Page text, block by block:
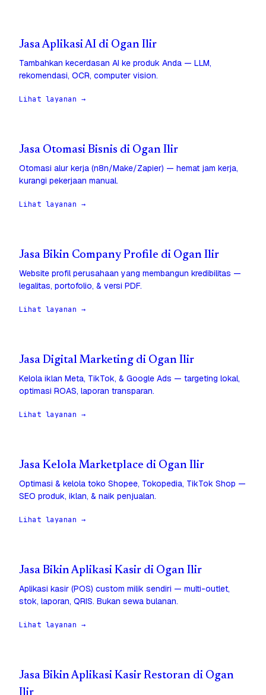
Jasa Aplikasi AI di Ogan Ilir
Tambahkan kecerdasan AI ke produk Anda — LLM,
rekomendasi, OCR, computer vision.
Lihat layanan →
Jasa Otomasi Bisnis di Ogan Ilir
Otomasi alur kerja (n8n/Make/Zapier) — hemat jam kerja,
kurangi pekerjaan manual.
Lihat layanan →
Jasa Bikin Company Profile di Ogan Ilir
Website profil perusahaan yang membangun kredibilitas —
legalitas, portofolio, & versi PDF.
Lihat layanan →
Jasa Digital Marketing di Ogan Ilir
Kelola iklan Meta, TikTok, & Google Ads — targeting lokal,
optimasi ROAS, laporan transparan.
Lihat layanan →
Jasa Kelola Marketplace di Ogan Ilir
Optimasi & kelola toko Shopee, Tokopedia, TikTok Shop —
SEO produk, iklan, & naik penjualan.
Lihat layanan →
Jasa Bikin Aplikasi Kasir di Ogan Ilir
Aplikasi kasir (POS) custom milik sendiri — multi-outlet,
stok, laporan, QRIS. Bukan sewa bulanan.
Lihat layanan →
Jasa Bikin Aplikasi Kasir Restoran di Ogan